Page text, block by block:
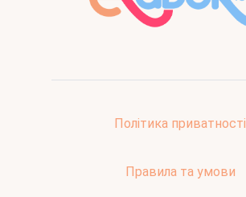
Політика приватності
Правила та умови